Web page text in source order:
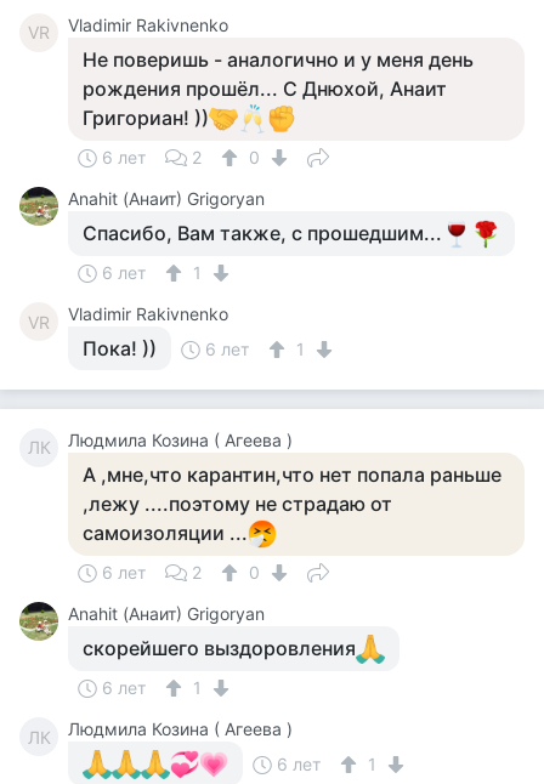
VR Vladimir Rakivnenko
Не поверишь - аналогично и у меня день
рождения прошёл... С Днюхой, Анаит
Григориан! ))
6 лет 2
0
Anahit (Анаит) Grigoryan
Спасибо, Вам также, с прошедшим...
6 лет 1
VR Vladimir Rakivnenko
Пока! )) 6 лет 1
ЛК Людмила Козина ( Агеева )
А ,мне,что карантин,что нет попала раньше
,лежу ....поэтому не страдаю от
самоизоляции ...
6 лет 2
0
Anahit (Анаит) Grigoryan
скорейшего выздоровления
6 лет 1
ЛК
Людмила Козина ( Агеева )
6 лет
1